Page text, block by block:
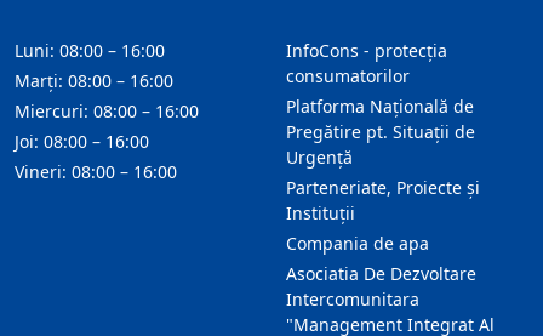
InfoCons - protecția
consumatorilor
Platforma Națională de
Pregătire pt. Situații de
Urgență
Parteneriate, Proiecte și
Instituții
Compania de apa
Asociatia De Dezvoltare
Intercomunitara
"Management Integrat Al
Luni: 08:00 – 16:00
Marți: 08:00 – 16:00
Miercuri: 08:00 – 16:00
Joi: 08:00 – 16:00
Vineri: 08:00 – 16:00